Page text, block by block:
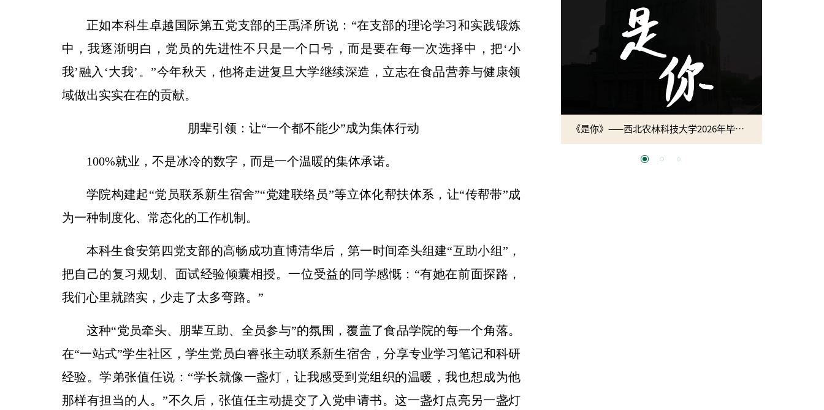
正如本科生卓越国际第五党支部的王禹泽所说：“在支部的理论学习和实践锻炼
中，我逐渐明白，党员的先进性不只是一个口号，而是要在每一次选择中，把‘小
我’融入‘大我’。”今年秋天，他将走进复旦大学继续深造，立志在食品营养与健康领
域做出实实在在的贡献。
朋辈引领：让“一个都不能少”成为集体行动
100%就业，不是冰冷的数字，而是一个温暖的集体承诺。
学院构建起“党员联系新生宿舍”“党建联络员”等立体化帮扶体系，让“传帮带”成
为一种制度化、常态化的工作机制。
本科生食安第四党支部的高畅成功直博清华后，第一时间牵头组建“互助小组”，
把自己的复习规划、面试经验倾囊相授。一位受益的同学感慨：“有她在前面探路，
我们心里就踏实，少走了太多弯路。”
这种“党员牵头、朋辈互助、全员参与”的氛围，覆盖了食品学院的每一个角落。
在“一站式”学生社区，学生党员白睿张主动联系新生宿舍，分享专业学习笔记和科研
经验。学弟张值任说：“学长就像一盏灯，让我感受到党组织的温暖，我也想成为他
那样有担当的人。”不久后，张值任主动提交了入党申请书。这一盏灯点亮另一盏灯
央视[中国三农报道]田野调查·彩礼“减负” 《是你》——西北农林科技大学2026年毕业MV